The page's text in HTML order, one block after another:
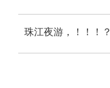
珠江夜游，！！！？